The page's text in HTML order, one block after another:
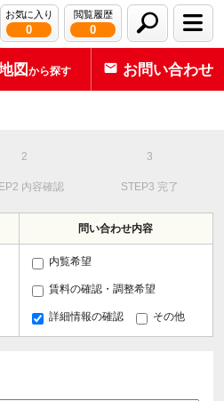
お気に入り
0
閲覧履歴
0
図から探す お問い合わせ
内容確認 STEP3 完了
問い合わせ内容
内覧希望
賃料の確認・調整希望
詳細情報の確認 その他